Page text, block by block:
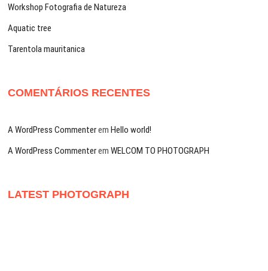
Workshop Fotografia de Natureza
Aquatic tree
Tarentola mauritanica
COMENTÁRIOS RECENTES
A WordPress CommenteremHello world!
A WordPress CommenteremWELCOM TO PHOTOGRAPH
LATEST PHOTOGRAPH